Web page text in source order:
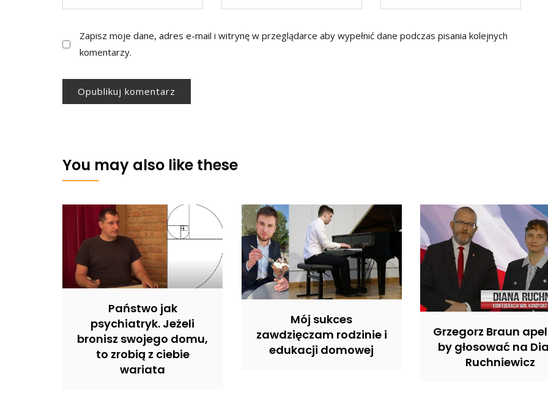
Zapisz moje dane, adres e-mail i witrynę w przeglądarce aby wypełnić dane podczas pisania kolejnych
komentarzy.
You may also like these
Państwo jak
psychiatryk. Jeżeli
bronisz swojego domu,
to zrobią z ciebie
wariata
Mój sukces
zawdzięczam rodzinie i
edukacji domowej
Grzegorz Braun
by głosować na
Ruchniewicz